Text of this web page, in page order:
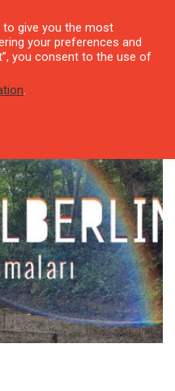
give you the most
your preferences and
you consent to the use of
.